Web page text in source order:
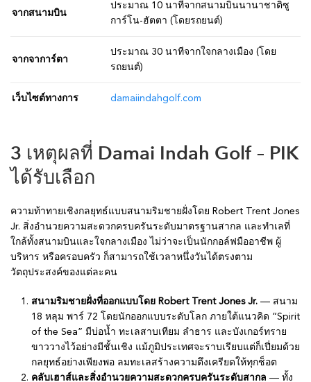
จากสนามบิน
ประมาณ 10 นาทีจากสนามบินนานาชาติซู
การ์โน-ฮัตตา (โดยรถยนต์)
จากจาการ์ตา
ประมาณ 30 นาทีจากใจกลางเมือง (โดย
รถยนต์)
เว็บไซต์ทางการ damaiindahgolf.com
3 เหตุผลที่ Damai Indah Golf – PIK
ได้รับเลือก
ความท้าทายเชิงกลยุทธ์แบบสนามริมชายฝั่งโดย Robert Trent Jones
Jr. สิ่งอำนวยความสะดวกครบครันระดับมาตรฐานสากล และทำเลที่
ใกล้ทั้งสนามบินและใจกลางเมือง ไม่ว่าจะเป็นนักกอล์ฟมืออาชีพ ผู้
บริหาร หรือครอบครัว ก็สามารถใช้เวลาหนึ่งวันได้ตรงตาม
วัตถุประสงค์ของแต่ละคน
สนามริมชายฝั่งที่ออกแบบโดย Robert Trent Jones Jr. — สนาม
18 หลุม พาร์ 72 โดยนักออกแบบระดับโลก ภายใต้แนวคิด “Spirit
of the Sea” มีบ่อน้ำ ทะเลสาบเทียม ลำธาร และบังเกอร์ทราย
ขาววางไว้อย่างมีชั้นเชิง แม้ภูมิประเทศจะราบเรียบแต่ก็เปี่ยมด้วย
กลยุทธ์อย่างเพียงพอ ลมทะเลสร้างความตึงเครียดให้ทุกช็อต
คลับเฮาส์และสิ่งอำนวยความสะดวกครบครันระดับสากล — ทั้ง